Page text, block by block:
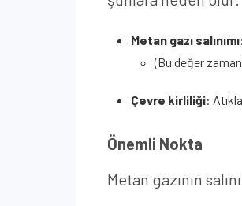
Metan gazı salınımı
(Bu değer
Çevre kirliliği:
Önemli Nokta
Metan gazının